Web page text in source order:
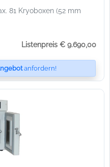
81 Kryoboxen (52 mm
Listenpreis € 9.690,00
anfordern!